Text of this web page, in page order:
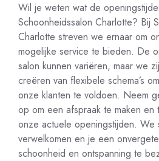
Wil je weten wat de
Schoonheidssalon Charlotte? Bij
Charlotte streven we ernaar om
mogelijke service te bieden. De
salon kunnen variëren, maar we
creëren van flexibele schema’s
onze klanten te voldoen. Neem
op om een afspraak te maken en
onze actuele openingstijden. We
verwelkomen en je een
schoonheid en ontspanning te